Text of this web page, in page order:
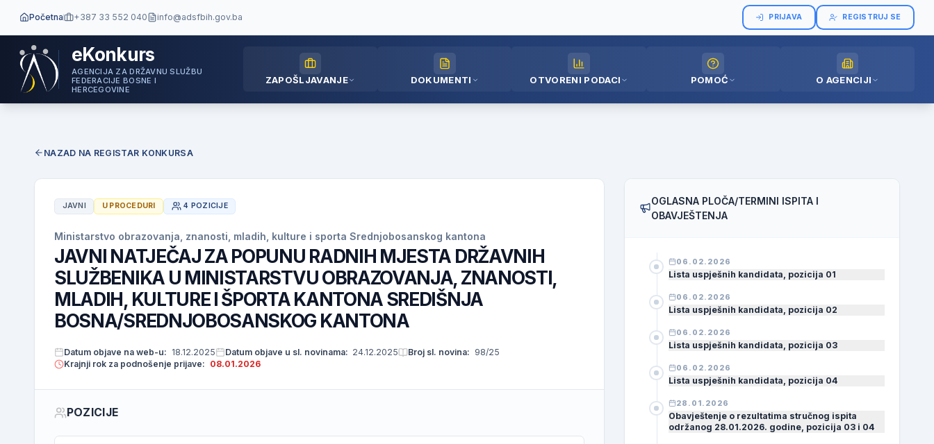
Početna +387 33 552 040 info@adsfbih.gov.ba PRIJAVA REGISTRUJ SE
eKonkurs
AGENCIJA ZA DRŽAVNU SLUŽBU
FEDERACIJE BOSNE I
HERCEGOVINE
ZAPOŠLJAVANJE DOKUMENTI OTVORENI PODACI POMOĆ O AGENCIJI
NAZAD NA REGISTAR KONKURSA
JAVNI U PROCEDURI 4 POZICIJE
Ministarstvo obrazovanja, znanosti, mladih, kulture i sporta Srednjobosanskog kantona
JAVNI NATJEČAJ ZA POPUNU RADNIH MJESTA DRŽAVNIH
SLUŽBENIKA U MINISTARSTVU OBRAZOVANJA, ZNANOSTI,
MLADIH, KULTURE I ŠPORTA KANTONA SREDIŠNJA
BOSNA/SREDNJOBOSANSKOG KANTONA
Datum objave na web-u: 18.12.2025 Datum objave u sl. novinama: 24.12.2025 Broj sl. novina: 98/25
Krajnji rok za podnošenje prijave: 08.01.2026
POZICIJE
OGLASNA PLOČA/TERMINI ISPITA I
OBAVJEŠTENJA
06.02.2026
Lista uspješnih kandidata, pozicija 01
06.02.2026
Lista uspješnih kandidata, pozicija 02
06.02.2026
Lista uspješnih kandidata, pozicija 03
06.02.2026
Lista uspješnih kandidata, pozicija 04
28.01.2026
Obavještenje o rezultatima stručnog ispita
održanog 28.01.2026. godine, pozicija 03 i 04